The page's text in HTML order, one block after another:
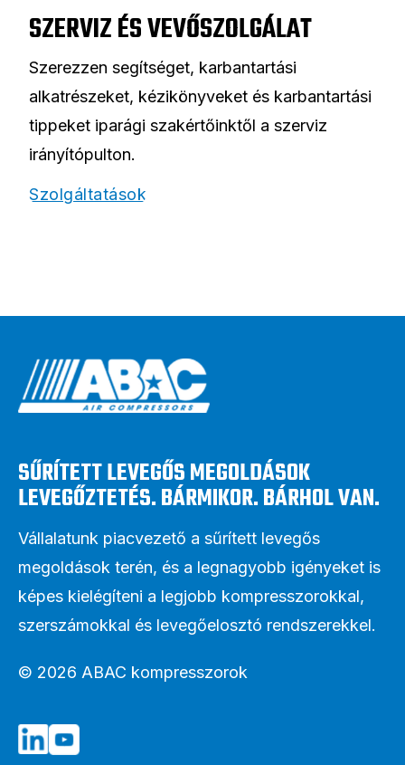
SZERVIZ ÉS VEVŐSZOLGÁLAT
Szerezzen segítséget, karbantartási
alkatrészeket, kézikönyveket és karbantartási
tippeket iparági szakértőinktől a szerviz
irányítópulton.
Szolgáltatások
SŰRÍTETT LEVEGŐS MEGOLDÁSOK
LEVEGŐZTETÉS. BÁRMIKOR. BÁRHOL VAN.
Vállalatunk piacvezető a sűrített levegős
megoldások terén, és a legnagyobb igényeket is
képes kielégíteni a legjobb kompresszorokkal,
szerszámokkal és levegőelosztó rendszerekkel.
© 2026 ABAC kompresszorok